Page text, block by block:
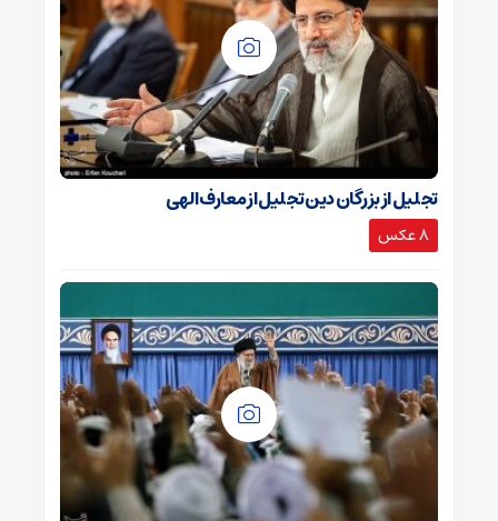
تجلیل از بزرگان دین تجلیل از معارف الهی
8 عکس